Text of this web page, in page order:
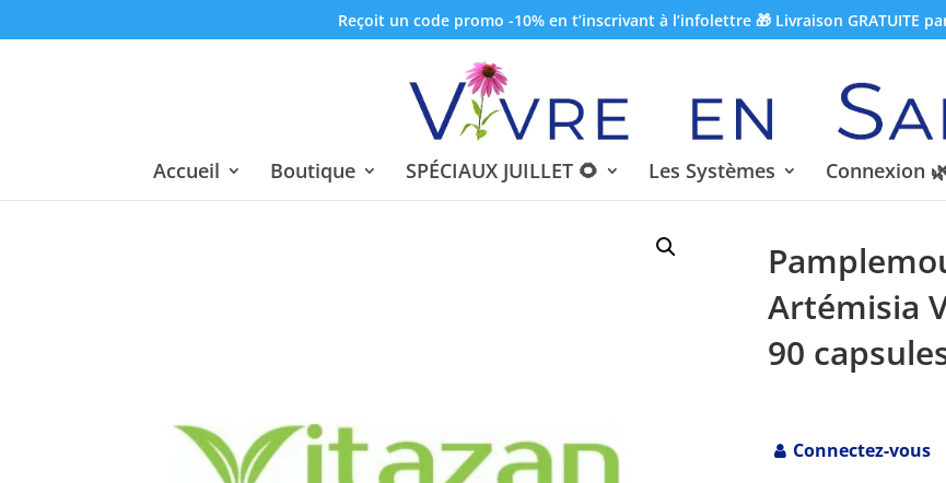
Reçoit un code promo -10% en t’inscrivant à l’infolettre 🎁 Livraison GRATUITE
Accueil Boutique SPÉCIAUX JUILLET 🌻 Les Systèmes Connexion
Artémisia
90
Connectez-vous